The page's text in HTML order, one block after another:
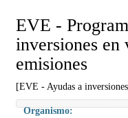
EVE -
inversiones en
emisiones
[EVE - Ayudas a
Organismo: